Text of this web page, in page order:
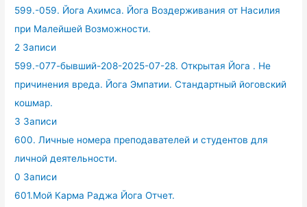
599.-059. Йога Ахимса. Йога Воздерживания от Насилия
при Малейшей Возможности.
2 Записи
599.-077-бывший-208-2025-07-28. Открытая Йога . Не
причинения вреда. Йога Эмпатии. Стандартный йоговский
кошмар.
3 Записи
600. Личные номера преподавателей и студентов для
личной деятельности.
0 Записи
601.Мой Карма Раджа Йога Отчет.